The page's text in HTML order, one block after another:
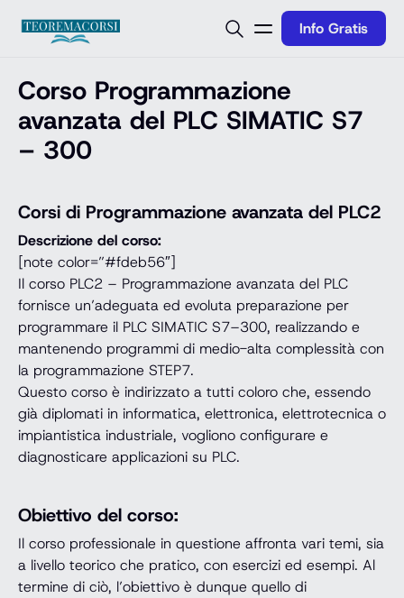
Info Gratis
Corso Programmazione
avanzata del PLC SIMATIC S7
– 300
Corsi di Programmazione avanzata del PLC2
Descrizione del corso:
[note color=”#fdeb56″]
Il corso PLC2 – Programmazione avanzata del PLC
fornisce un’adeguata ed evoluta preparazione per
programmare il PLC SIMATIC S7–300, realizzando e
mantenendo programmi di medio-alta complessità con
la programmazione STEP7.
Questo corso è indirizzato a tutti coloro che, essendo
già diplomati in informatica, elettronica, elettrotecnica o
impiantistica industriale, vogliono configurare e
diagnosticare applicazioni su PLC.
Obiettivo del corso:
Il corso professionale in questione affronta vari temi, sia
a livello teorico che pratico, con esercizi ed esempi. Al
termine di ciò, l’obiettivo è dunque quello di